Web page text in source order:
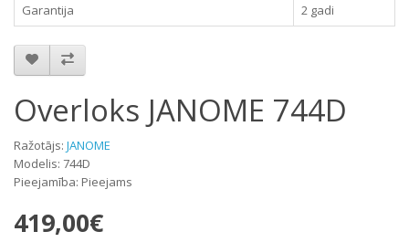
Garantija
2 gadi
Overloks JANOME 744D
Ražotājs: JANOME
Modelis: 744D
Pieejamība: Pieejams
419,00€